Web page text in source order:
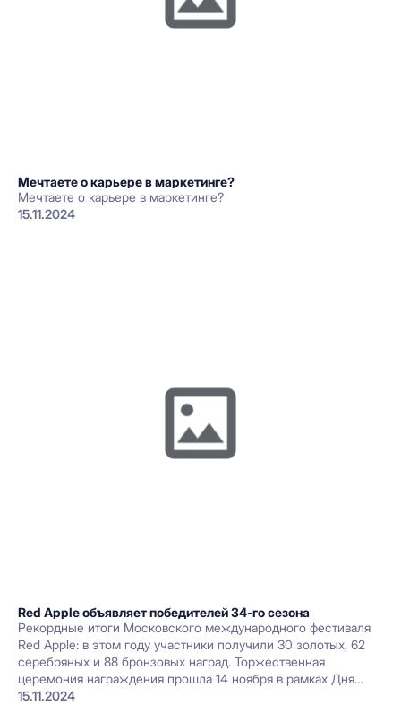
Мечтаете о карьере в маркетинге?
Мечтаете о карьере в маркетинге?
15.11.2024
Red Apple объявляет победителей 34-го сезона
Рекордные итоги Московского международного фестиваля
Red Apple: в этом году участники получили 30 золотых, 62
серебряных и 88 бронзовых наград. Торжественная
церемония награждения прошла 14 ноября в рамках Дня
контента и креатива на НРФ’8. Имена победителей и лучшие
15.11.2024